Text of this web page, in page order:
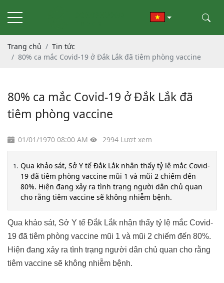
Trang chủ
Tin tức
80% ca mắc Covid-19 ở Đắk Lắk đã tiêm phòng vaccine
80% ca mắc Covid-19 ở Đắk Lắk đã
tiêm phòng vaccine
01/01/1970 08:00 AM 2994 Lượt xem
Qua khảo sát, Sở Y tế Đắk Lắk nhận thấy tỷ lệ mắc Covid-
19 đã tiêm phòng vaccine mũi 1 và mũi 2 chiếm đến
80%. Hiện đang xảy ra tình trạng người dân chủ quan
cho rằng tiêm vaccine sẽ không nhiễm bệnh.
Qua khảo sát, Sở Y tế Đắk Lắk nhận thấy tỷ lệ mắc Covid-
19 đã tiêm phòng vaccine mũi 1 và mũi 2 chiếm đến 80%.
Hiện đang xảy ra tình trạng người dân chủ quan cho rằng
tiêm vaccine sẽ không nhiễm bệnh.